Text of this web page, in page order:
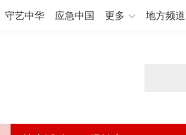
守艺中华 应急中国 更多 地方频道